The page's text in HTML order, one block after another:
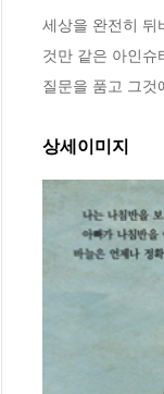
세상을 완전히 뒤
것만 같은 아인슈
질문을 품고 그것
상세이미지